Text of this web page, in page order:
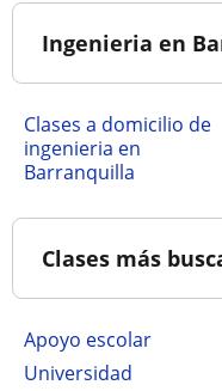
Ingenieria en
Clases a domicilio de
ingenieria en
Barranquilla
Clases más
Apoyo escolar
Universidad